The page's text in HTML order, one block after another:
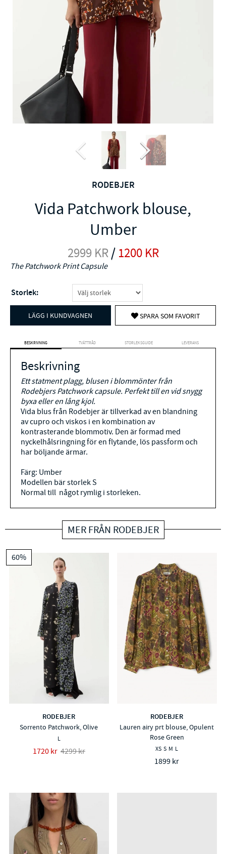
RODEBJER
Vida Patchwork blouse,
Umber
2999 KR/ 1200KR
The Patchwork Print Capsule
Storlek:
LÄGG I KUNDVAGNEN SPARA SOM FAVORIT
BESKRIVNING TVÄTTRÅD STORLEKSGUIDE LEVERANS
Beskrivning
Ett statment plagg, blusen i blommönter från
Rodebjers Patchwork capsule. Perfekt till en vid snygg
byxa eller en lång kjol.
Vida blus från Rodebjer är tillverkad av en blandning
av cupro och viskos i en kombination av
kontrasterande blommotiv. Den är formad med
nyckelhålsringning för en flytande, lös passform och
har böljande ärmar.
Färg: Umber
Modellen bär storlek S
Normal till något rymlig i storleken.
MER FRÅN RODEBJER
60%
RODEBJER
Sorrento Patchwork, Olive
L
1720 kr 4299 kr
RODEBJER
Lauren airy prt blouse, Opulent
Rose Green
XS S M L
1899 kr